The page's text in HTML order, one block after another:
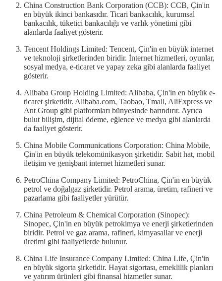
China Construction Bank Corporation (CCB): CCB, Çin'in
en büyük ikinci bankasıdır. Ticari bankacılık, kurumsal
bankacılık, tüketici bankacılığı ve varlık yönetimi gibi
alanlarda faaliyet gösterir.
Tencent Holdings Limited: Tencent, Çin'in en büyük internet
ve teknoloji şirketlerinden biridir. İnternet hizmetleri, oyunlar,
sosyal medya, e-ticaret ve yapay zeka gibi alanlarda faaliyet
gösterir.
Alibaba Group Holding Limited: Alibaba, Çin'in en büyük e-
ticaret şirketidir. Alibaba.com, Taobao, Tmall, AliExpress ve
Ant Group gibi platformları bünyesinde barındırır. Ayrıca
bulut bilişim, dijital ödeme, eğlence ve medya gibi alanlarda
da faaliyet gösterir.
China Mobile Communications Corporation: China Mobile,
Çin'in en büyük telekomünikasyon şirketidir. Sabit hat, mobil
iletişim ve genişbant internet hizmetleri sunar.
PetroChina Company Limited: PetroChina, Çin'in en büyük
petrol ve doğalgaz şirketidir. Petrol arama, üretim, rafineri ve
pazarlama gibi faaliyetler yürütür.
China Petroleum & Chemical Corporation (Sinopec):
Sinopec, Çin'in en büyük petrokimya ve enerji şirketlerinden
biridir. Petrol ve gaz arama, rafineri, kimyasallar ve enerji
üretimi gibi faaliyetlerde bulunur.
China Life Insurance Company Limited: China Life, Çin'in
en büyük sigorta şirketidir. Hayat sigortası, emeklilik planları
ve yatırım ürünleri gibi finansal hizmetler sunar.